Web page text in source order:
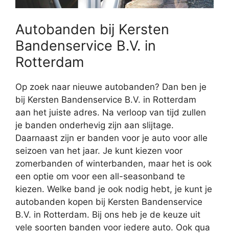
Autobanden bij Kersten
Bandenservice B.V. in
Rotterdam
Op zoek naar nieuwe autobanden? Dan ben je
bij Kersten Bandenservice B.V. in Rotterdam
aan het juiste adres. Na verloop van tijd zullen
je banden onderhevig zijn aan slijtage.
Daarnaast zijn er banden voor je auto voor alle
seizoen van het jaar. Je kunt kiezen voor
zomerbanden of winterbanden, maar het is ook
een optie om voor een all-seasonband te
kiezen. Welke band je ook nodig hebt, je kunt je
autobanden kopen bij Kersten Bandenservice
B.V. in Rotterdam. Bij ons heb je de keuze uit
vele soorten banden voor iedere auto. Ook qua